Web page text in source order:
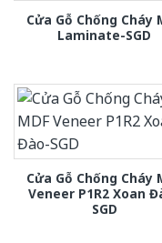
Cửa Gỗ Chống Cháy
Laminate-SGD
Cửa Gỗ Chống Cháy
Veneer P1R2 Xoan
SGD